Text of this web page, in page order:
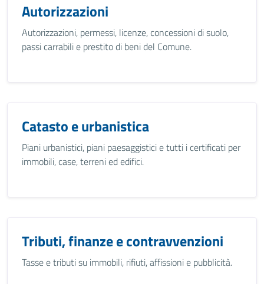
Autorizzazioni
Autorizzazioni, permessi, licenze, concessioni di suolo,
passi carrabili e prestito di beni del Comune.
Catasto e urbanistica
Piani urbanistici, piani paesaggistici e tutti i certificati per
immobili, case, terreni ed edifici.
Tributi, finanze e contravvenzioni
Tasse e tributi su immobili, rifiuti, affissioni e pubblicità.